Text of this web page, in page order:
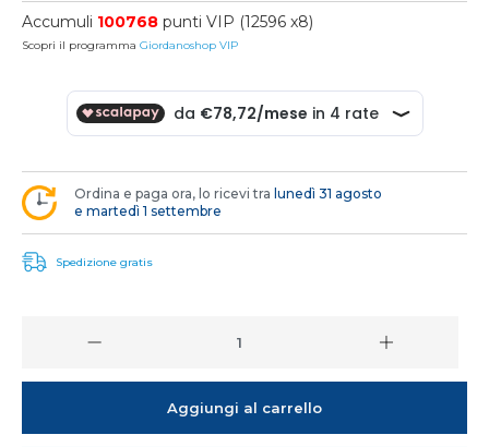
Accumuli 100768 punti VIP (12596 x8)
Scopri il programma Giordanoshop VIP
Ordina e paga ora, lo ricevi tra lunedì 31 agosto
e martedì 1 settembre
Spedizione gratis
Aggiungi al carrello